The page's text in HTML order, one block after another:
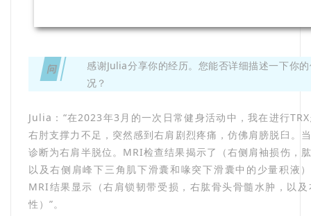
问
感谢Julia分享你的经历。您能否详细描述一下你
况？
Julia：“在2023年3月的一次日常健身活动中，我在进行
右肘支撑力不足，突然感到右肩剧烈疼痛，仿佛肩膀脱臼。
诊断为右肩半脱位。MRI检查结果揭示了（右侧肩袖损伤，
以及右侧肩峰下三角肌下滑囊和喙突下滑囊中的少量积液
MRI结果显示（右肩锁韧带受损，右肱骨头骨髓水肿，以
性）”。